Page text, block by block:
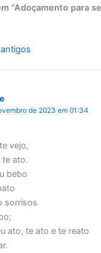
p
n
“Adoçamento para
de 2023 em 01:34
vejo,
ato.
bebo
sorrisos
ato, te ato e te reato